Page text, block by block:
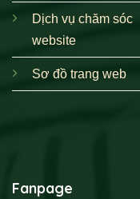
Dịch vụ chăm sóc
website
Sơ đồ trang web
Fanpage